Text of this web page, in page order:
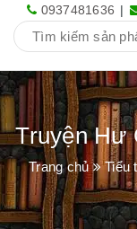
0937481636 |
Truyện Hư
Trang chủ Tiểu